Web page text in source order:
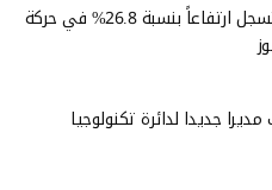
الأجواء العراقية تسجل ارتفاعاً بنسبة 26.8% في حركة
مديرا جديدا لدائرة تكنولوجيا